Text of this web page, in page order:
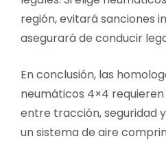
región, evitará sanciones
asegurará de conducir
En conclusión, las
neumáticos 4×4
entre tracción, seguridad
un sistema de aire